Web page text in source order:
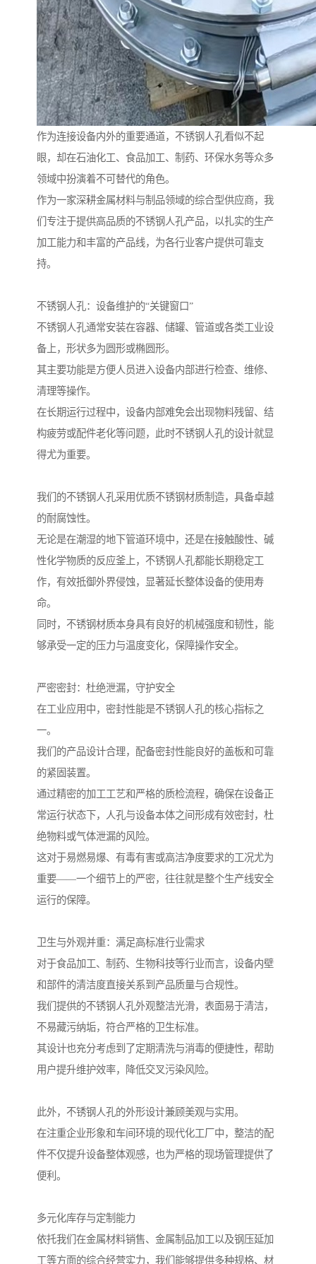
作为连接设备内外的重要通道，不锈钢人孔看似不起
眼，却在石油化工、食品加工、制药、环保水务等众多
领域中扮演着不可替代的角色。
作为一家深耕金属材料与制品领域的综合型供应商，我
们专注于提供高品质的不锈钢人孔产品，以扎实的生产
加工能力和丰富的产品线，为各行业客户提供可靠支
持。
不锈钢人孔：设备维护的“关键窗口”
不锈钢人孔通常安装在容器、储罐、管道或各类工业设
备上，形状多为圆形或椭圆形。
其主要功能是方便人员进入设备内部进行检查、维修、
清理等操作。
在长期运行过程中，设备内部难免会出现物料残留、结
构疲劳或配件老化等问题，此时不锈钢人孔的设计就显
得尤为重要。
我们的不锈钢人孔采用优质不锈钢材质制造，具备卓越
的耐腐蚀性。
无论是在潮湿的地下管道环境中，还是在接触酸性、碱
性化学物质的反应釜上，不锈钢人孔都能长期稳定工
作，有效抵御外界侵蚀，显著延长整体设备的使用寿
命。
同时，不锈钢材质本身具有良好的机械强度和韧性，能
够承受一定的压力与温度变化，保障操作安全。
严密密封：杜绝泄漏，守护安全
在工业应用中，密封性能是不锈钢人孔的核心指标之
一。
我们的产品设计合理，配备密封性能良好的盖板和可靠
的紧固装置。
通过精密的加工工艺和严格的质检流程，确保在设备正
常运行状态下，人孔与设备本体之间形成有效密封，杜
绝物料或气体泄漏的风险。
这对于易燃易爆、有毒有害或高洁净度要求的工况尤为
重要——一个细节上的严密，往往就是整个生产线安全
运行的保障。
卫生与外观并重：满足高标准行业需求
对于食品加工、制药、生物科技等行业而言，设备内壁
和部件的清洁度直接关系到产品质量与合规性。
我们提供的不锈钢人孔外观整洁光滑，表面易于清洁，
不易藏污纳垢，符合严格的卫生标准。
其设计也充分考虑到了定期清洗与消毒的便捷性，帮助
用户提升维护效率，降低交叉污染风险。
此外，不锈钢人孔的外形设计兼顾美观与实用。
在注重企业形象和车间环境的现代化工厂中，整洁的配
件不仅提升设备整体观感，也为严格的现场管理提供了
便利。
多元化库存与定制能力
依托我们在金属材料销售、金属制品加工以及钢压延加
工等方面的综合经营实力，我们能够提供多种规格、材